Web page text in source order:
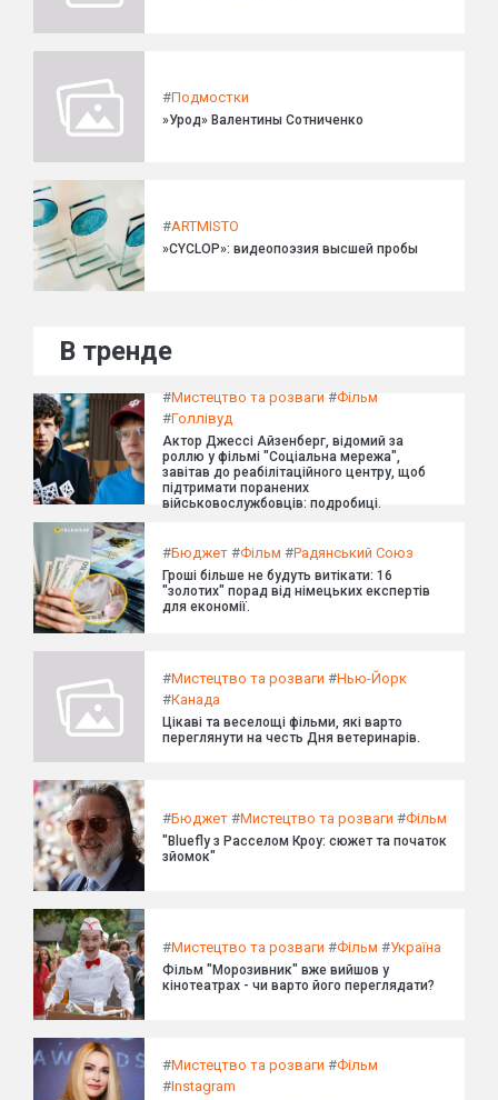
#Подмостки
»Урод» Валентины Сотниченко
#ARTMISTO
»CYCLOP»: видеопоэзия высшей пробы
В тренде
#Мистецтво та розваги #Фільм
#Голлівуд
Актор Джессі Айзенберг, відомий за
роллю у фільмі "Соціальна мережа",
завітав до реабілітаційного центру, щоб
підтримати поранених
військовослужбовців: подробиці.
#Бюджет #Фільм #Радянський Союз
Гроші більше не будуть витікати: 16
"золотих" порад від німецьких експертів
для економії.
#Мистецтво та розваги #Нью-Йорк
#Канада
Цікаві та веселощі фільми, які варто
переглянути на честь Дня ветеринарів.
#Бюджет #Мистецтво та розваги #Фільм
"Bluefly з Расселом Кроу: сюжет та початок
зйомок"
#Мистецтво та розваги #Фільм #Україна
Фільм "Морозивник" вже вийшов у
кінотеатрах - чи варто його переглядати?
#Мистецтво та розваги #Фільм
#Instagram